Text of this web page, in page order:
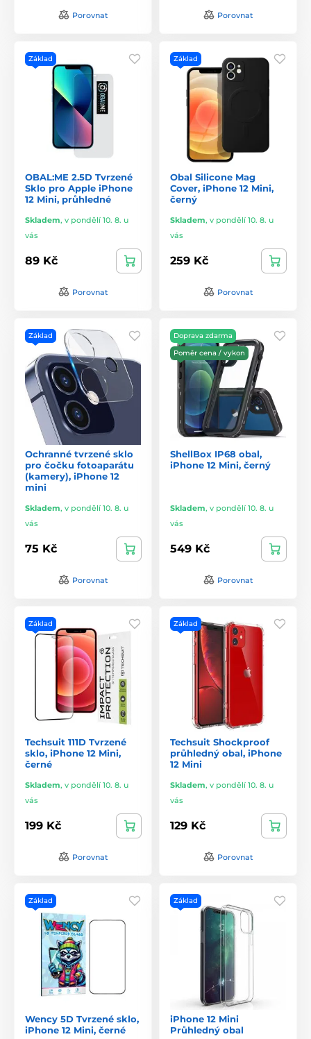
Porovnat Porovnat
Základ
OBAL:ME 2.5D Tvrzené
Sklo pro Apple iPhone
12 Mini, průhledné
Skladem, v pondělí 10. 8. u
vás
89 Kč
Porovnat
Základ
Obal Silicone Mag
Cover, iPhone 12 Mini,
černý
Skladem, v pondělí 10. 8. u
vás
259 Kč
Porovnat
Základ
Ochranné tvrzené sklo
pro čočku fotoaparátu
(kamery), iPhone 12
mini
Skladem, v pondělí 10. 8. u
vás
75 Kč
Porovnat
Doprava zdarma
Poměr cena / vykon
ShellBox IP68 obal,
iPhone 12 Mini, černý
Skladem, v pondělí 10. 8. u
vás
549 Kč
Porovnat
Základ
Techsuit 111D Tvrzené
sklo, iPhone 12 Mini,
černé
Skladem, v pondělí 10. 8. u
vás
199 Kč
Porovnat
Základ
Techsuit Shockproof
průhledný obal, iPhone
12 Mini
Skladem, v pondělí 10. 8. u
vás
129 Kč
Porovnat
Základ
Wency 5D Tvrzené sklo,
iPhone 12 Mini, černé
Základ
iPhone 12 Mini
Průhledný obal